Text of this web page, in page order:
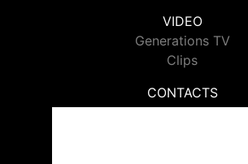
VIDEO
Generations TV
Clips
CONTACTS
Contacter